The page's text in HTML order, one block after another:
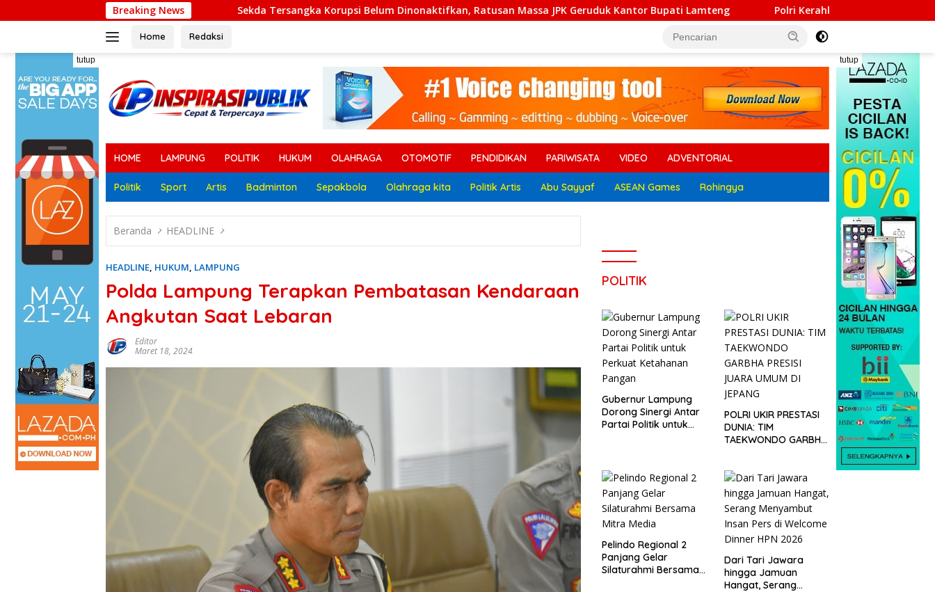
ke
Breaking News
Sekda Tersangka Korupsi Belum Dinonaktifkan, Ratusan Massa JPK Geruduk Kantor Bupati Lamteng Polri Kerahkan 372 Taruna Akpol Dampingi Siswa di 73
Home Redaksi
tutup tutup
HOME LAMPUNG POLITIK HUKUM OLAHRAGA OTOMOTIF PENDIDIKAN PARIWISATA VIDEO ADVENTORIAL
Politik Sport Artis Badminton Sepakbola Olahraga kita Politik Artis Abu Sayyaf ASEAN Games Rohingya
Beranda HEADLINE
HEADLINE, HUKUM, LAMPUNG
Polda Lampung Terapkan Pembatasan Kendaraan
Angkutan Saat Lebaran
Editor
Maret 18, 2024
POLITIK
Gubernur Lampung
Dorong Sinergi Antar
Partai Politik untuk
POLRI UKIR PRESTASI
DUNIA: TIM
TAEKWONDO GARBHA
Pelindo Regional 2
Panjang Gelar
Silaturahmi Bersama
Dari Tari Jawara
hingga Jamuan
Hangat, Serang